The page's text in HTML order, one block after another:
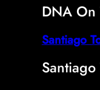
DNA On
Santiago